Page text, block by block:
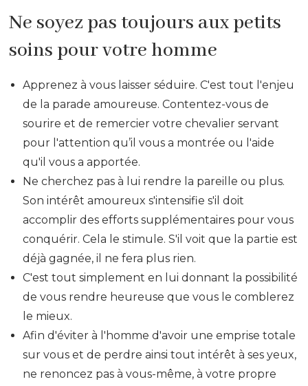
Ne soyez pas toujours aux petits
soins pour votre homme
Apprenez à vous laisser séduire. C'est tout l'enjeu
de la parade amoureuse. Contentez-vous de
sourire et de remercier votre chevalier servant
pour l'attention qu’il vous a montrée ou l'aide
qu'il vous a apportée.
Ne cherchez pas à lui rendre la pareille ou plus.
Son intérêt amoureux s'intensifie s'il doit
accomplir des efforts supplémentaires pour vous
conquérir. Cela le stimule. S'il voit que la partie est
déjà gagnée, il ne fera plus rien.
C'est tout simplement en lui donnant la possibilité
de vous rendre heureuse que vous le comblerez
le mieux.
Afin d'éviter à l'homme d'avoir une emprise totale
sur vous et de perdre ainsi tout intérêt à ses yeux,
ne renoncez pas à vous-même, à votre propre